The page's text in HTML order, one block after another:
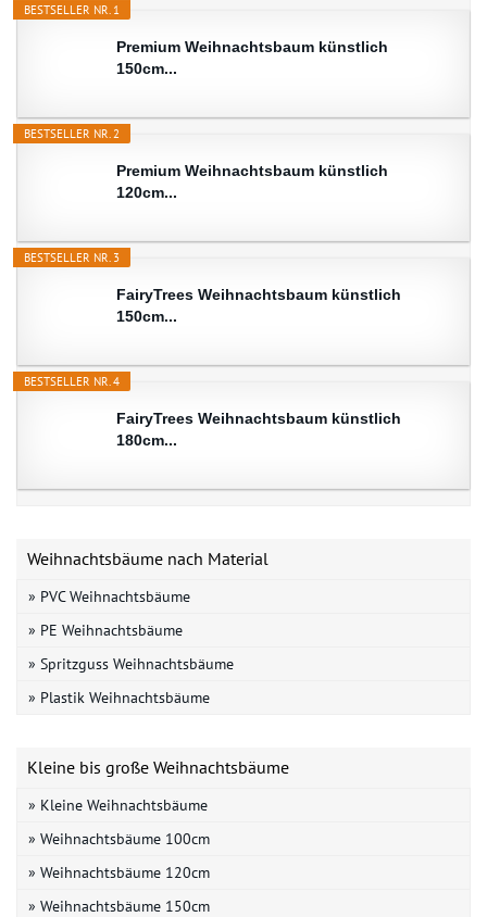
BESTSELLER NR. 1
Premium Weihnachtsbaum künstlich
150cm...
BESTSELLER NR. 2
Premium Weihnachtsbaum künstlich
120cm...
BESTSELLER NR. 3
FairyTrees Weihnachtsbaum künstlich
150cm...
BESTSELLER NR. 4
FairyTrees Weihnachtsbaum künstlich
180cm...
Weihnachtsbäume nach Material
» PVC Weihnachtsbäume
» PE Weihnachtsbäume
» Spritzguss Weihnachtsbäume
» Plastik Weihnachtsbäume
Kleine bis große Weihnachtsbäume
» Kleine Weihnachtsbäume
» Weihnachtsbäume 100cm
» Weihnachtsbäume 120cm
» Weihnachtsbäume 150cm